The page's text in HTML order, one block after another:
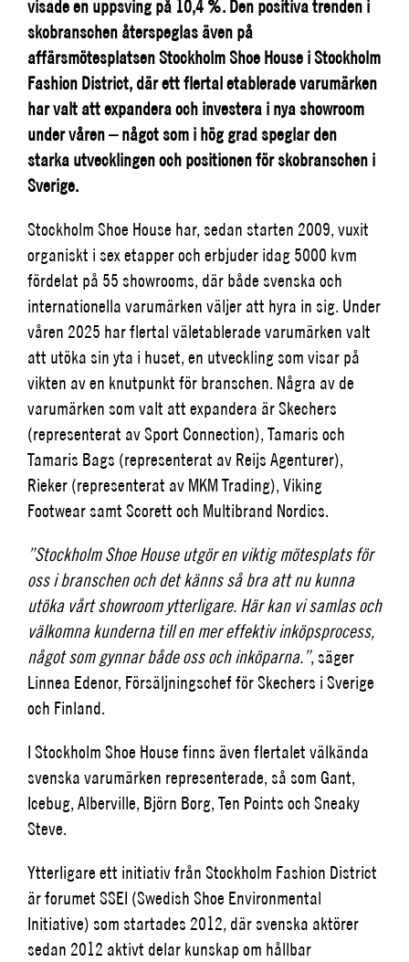
visade en uppsving på 10,4 %. Den positiva trenden i
skobranschen återspeglas även på
affärsmötesplatsen Stockholm Shoe House i Stockholm
Fashion District, där ett flertal etablerade varumärken
har valt att expandera och investera i nya showroom
under våren – något som i hög grad speglar den
starka utvecklingen och positionen för skobranschen i
Sverige.
Stockholm Shoe House har, sedan starten 2009, vuxit
organiskt i sex etapper och erbjuder idag 5000 kvm
fördelat på 55 showrooms, där både svenska och
internationella varumärken väljer att hyra in sig. Under
våren 2025 har flertal väletablerade varumärken valt
att utöka sin yta i huset, en utveckling som visar på
vikten av en knutpunkt för branschen. Några av de
varumärken som valt att expandera är Skechers
(representerat av Sport Connection), Tamaris och
Tamaris Bags (representerat av Reijs Agenturer),
Rieker (representerat av MKM Trading), Viking
Footwear samt Scorett och Multibrand Nordics.
”Stockholm Shoe House utgör en viktig mötesplats för
oss i branschen och det känns så bra att nu kunna
utöka vårt showroom ytterligare. Här kan vi samlas och
välkomna kunderna till en mer effektiv inköpsprocess,
något som gynnar både oss och inköparna.”, säger
Linnea Edenor, Försäljningschef för Skechers i Sverige
och Finland.
I Stockholm Shoe House finns även flertalet välkända
svenska varumärken representerade, så som Gant,
Icebug, Alberville, Björn Borg, Ten Points och Sneaky
Steve.
Ytterligare ett initiativ från Stockholm Fashion District
är forumet SSEI (Swedish Shoe Environmental
Initiative) som startades 2012, där svenska aktörer
sedan 2012 aktivt delar kunskap om hållbar